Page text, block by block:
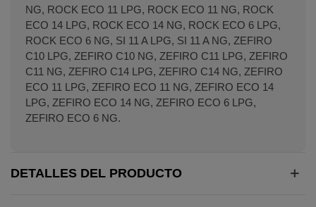
NG, ROCK ECO 11 LPG, ROCK ECO 11 NG, ROCK
ECO 14 LPG, ROCK ECO 14 NG, ROCK ECO 6 LPG,
ROCK ECO 6 NG, SI 11 A LPG, SI 11 A NG, ZEFIRO
C10 LPG, ZEFIRO C10 NG, ZEFIRO C11 LPG, ZEFIRO
C11 NG, ZEFIRO C14 LPG, ZEFIRO C14 NG, ZEFIRO
ECO 11 LPG, ZEFIRO ECO 11 NG, ZEFIRO ECO 14
LPG, ZEFIRO ECO 14 NG, ZEFIRO ECO 6 LPG,
ZEFIRO ECO 6 NG.
DETALLES DEL PRODUCTO